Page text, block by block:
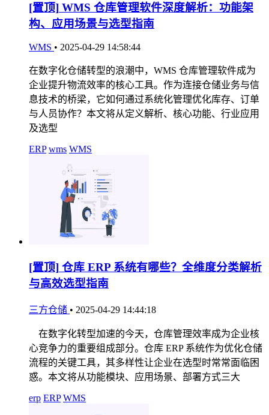
[置顶] WMS 仓库管理软件深度解析：功能架
构、应用场景与选型指南
WMS • 2025-04-29 14:58:44
在数字化仓储转型的浪潮中，WMS 仓库管理软件成为
企业提升物流效率的核心工具。作为连接仓储业务与信
息技术的桥梁，它如何通过系统化管理优化库存、订单
与人员协作？本文将从定义解析、核心功能、行业应用
及选型
ERP wms WMS
[置顶] 仓库 ERP 系统有哪些？全维度分类解析
与高效选型指南
三方仓储 • 2025-04-29 14:44:18
在数字化转型加速的今天，仓库管理效率成为企业核
心竞争力的重要组成部分。仓库 ERP 系统作为优化仓储
流程的关键工具，其多样性让企业在选型时常常面临困
惑。本文将从功能模块、应用场景、部署方式三大
erp ERP WMS